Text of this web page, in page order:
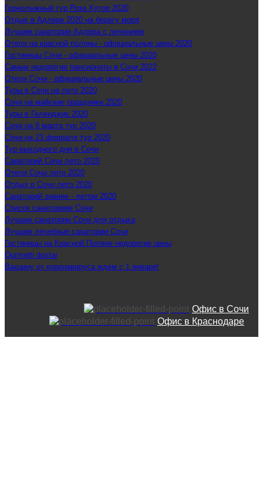
Горнолыжный тур Роза Хутор 2020
Отдых в Адлере 2020 на берегу моря
Лучшие санатории Адлера с лечением
Отели на красной поляны - официальные цены 2020
Гостиницы Сочи - официальные цены 2020
Самые недорогие пансионаты в Сочи 2022
Отели Сочи - официальные цены 2020
Туры в Сочи на лето 2020
Сочи на майские праздники 2020
Туры в Геленджик 2020
Сочи на 8 марта тур 2020
Сочи на 23 февраля тур 2020
Тур выходного дня в Сочи
Санаторий Сочи лето 2020
Отели Сочи лето 2020
Отдых в Сочи лето 2020
Санаторий знание - летом 2020
Список санаториев Сочи
Лучшие санатории Сочи для отдыха
Лучшие лечебные санатории Сочи
Гостиницы на Красной Поляне недорогие цены
Qurmetti dostar
Вакцину от коронавируса ждем с 1 января!
Офис в Сочи
Офис в Краснодаре